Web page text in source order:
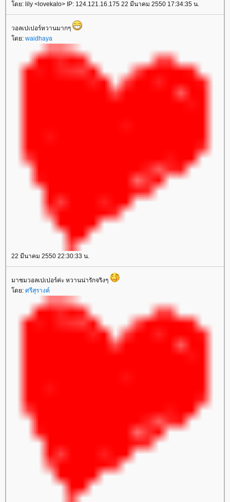
ดย: lily <lovekalo> IP: 124.121.16.175 22 มีนาคม 2550 17:34:35 น.
วอลเปเปอร์หวานมากๆ
ดย: waidhaya
22 มีนาคม 2550 22:30:33 น.
มาชมวอลเปเปอร์ค่ะ หวานน่ารักจริงๆ
ดย: ศรีสุรางค์